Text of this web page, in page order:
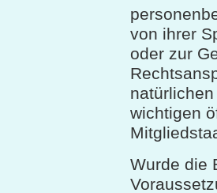
von ihrer
oder zur
wichtigen
Wurde die